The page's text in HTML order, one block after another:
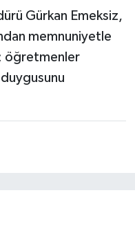
Gürkan Emeksiz,
memnuniyetle
öğretmenler
duygusunu